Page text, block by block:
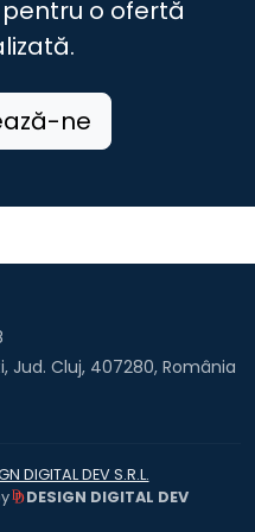
o ofertă
ne
Jud. Cluj, 407280, România
DIGITAL DEV S.R.L.
DESIGN DIGITAL DEV